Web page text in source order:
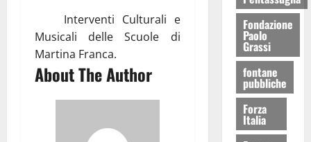
Interventi Culturali e
Musicali delle Scuole di
Martina Franca.
About The Author
Fondazione
Paolo
Grassi
fontane
pubbliche
Forza
Italia